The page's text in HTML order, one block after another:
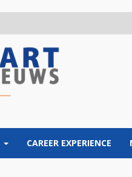
CAREER EXPERIENCE